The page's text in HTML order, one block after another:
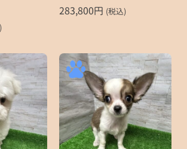
283,800円 (税込)